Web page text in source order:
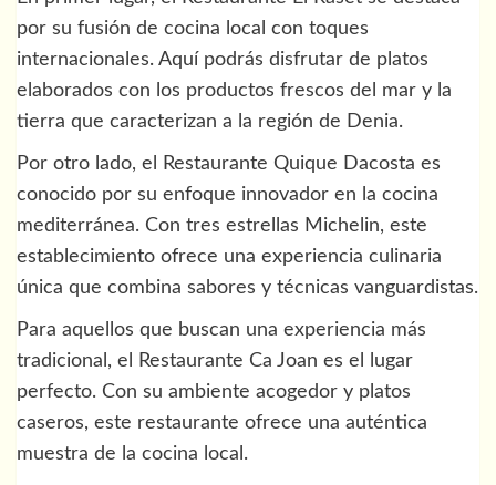
por su fusión de cocina local con toques
internacionales. Aquí podrás disfrutar de platos
elaborados con los productos frescos del mar y la
tierra que caracterizan a la región de Denia.
Por otro lado, el Restaurante Quique Dacosta es
conocido por su enfoque innovador en la cocina
mediterránea. Con tres estrellas Michelin, este
establecimiento ofrece una experiencia culinaria
única que combina sabores y técnicas vanguardistas.
Para aquellos que buscan una experiencia más
tradicional, el Restaurante Ca Joan es el lugar
perfecto. Con su ambiente acogedor y platos
caseros, este restaurante ofrece una auténtica
muestra de la cocina local.